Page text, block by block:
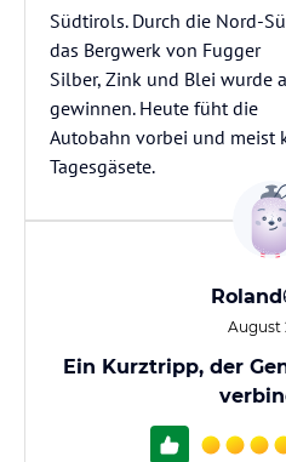
Südtirols. Durch die Nord-
das Bergwerk von Fugger
Silber, Zink und Blei wurde
gewinnen. Heute füht die
Autobahn vorbei und meist
Tagesgäsete.
Roland
August
Ein Kurztripp, der